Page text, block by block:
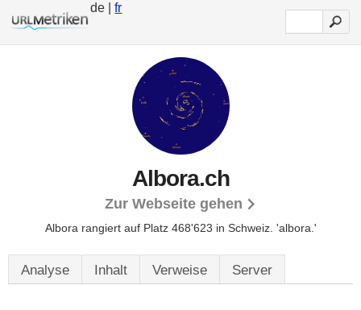
de |fr
Albora.ch
Zur Webseite gehen
Albora rangiert auf Platz 468'623 in Schweiz. 'albora.'
Analyse Inhalt Verweise Server